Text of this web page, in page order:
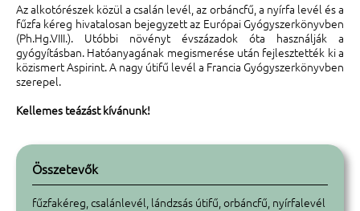
Az alkotórészek közül a csalán levél, az orbáncfű, a nyírfa levél és a
fűzfa kéreg hivatalosan bejegyzett az Európai Gyógyszerkönyvben
(Ph.Hg.VIII.). Utóbbi növényt évszázadok óta használják a
gyógyításban. Hatóanyagának megismerése után fejlesztették ki a
közismert Aspirint. A nagy útifű levél a Francia Gyógyszerkönyvben
szerepel.
Kellemes teázást kívánunk!
Összetevők
fűzfakéreg, csalánlevél, lándzsás útifű, orbáncfű, nyírfalevél